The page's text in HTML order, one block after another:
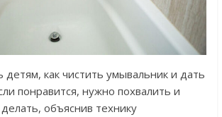
детям, как чистить умывальник и дать
понравится, нужно похвалить и
объяснив технику